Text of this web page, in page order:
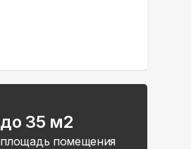
до 35 м2
площадь помещения